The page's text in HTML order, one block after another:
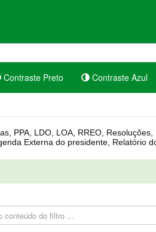
Contraste Preto Contraste Azul